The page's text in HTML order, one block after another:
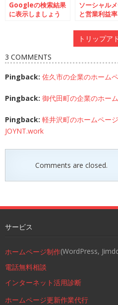
Googleの検索結果
に表示しましょう
ソーシャル
と営業利益
トリップア
3 COMMENTS
Pingback: 佐久市の企業のホーム
Pingback: 御代田町の企業のホー
Pingback: 軽井沢町のホームペー
JOYNT.work
Comments are closed.
サービス
ホームページ制作(WordPress,
電話無料相談
インターネット活用診断
ホームページ更新作業代行